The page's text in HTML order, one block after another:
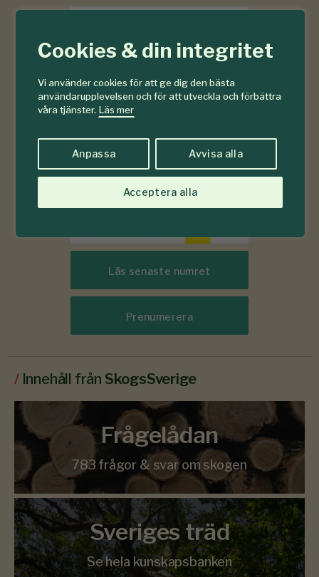
Cookies & din integritet
Vi använder cookies för att ge dig den bästa
användarupplevelsen och för att utveckla och förbättra
våra tjänster. Läs mer
Anpassa Avvisa alla
Acceptera alla
6-7
2026
Läs senaste numret
Prenumerera
/ Innehåll från SkogsSverige
Frågelådan
783 frågor & svar om skogen
Sveriges träd
Se hela kunskapsbanken